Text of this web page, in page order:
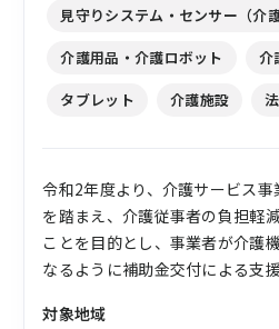
見守りシステム・センサー（介
介護用品・介護ロボット
介
タブレット
介護施設
令和2年度より、介護サービス
を踏まえ、介護従事者の負担軽
ことを目的とし、事業者が介護
なるように補助金交付による支
対象地域